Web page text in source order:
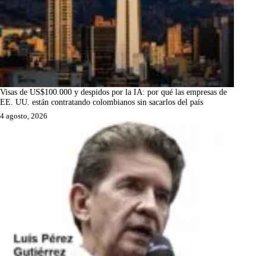
Visas de US$100.000 y despidos por la IA: por qué las empresas de
EE. UU. están contratando colombianos sin sacarlos del país
4 agosto, 2026